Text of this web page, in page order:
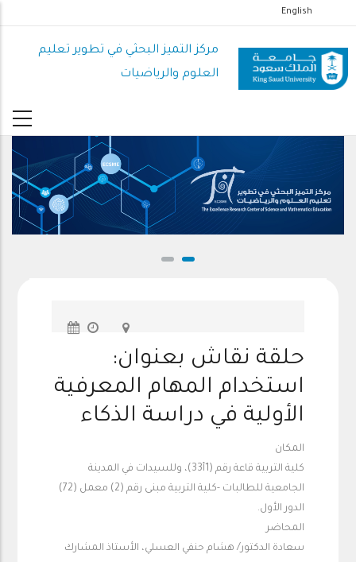
إلى
المحتوى
الرئيسي
English
مركز التميز البحثي في تطوير تعليم
العلوم والرياضيات
حلقة نقاش بعنوان:
استخدام المهام المعرفية
الأولية في دراسة الذكاء
المكان
كلية التربية قاعة رقم (1أ33)، وللسيدات في المدينة
الجامعية للطالبات -كلية التربية مبنى رقم (2) معمل (72)
الدور الأول.
المحاضر
سعادة الدكتور/ هشام حنفي العسلي، الأستاذ المشارك